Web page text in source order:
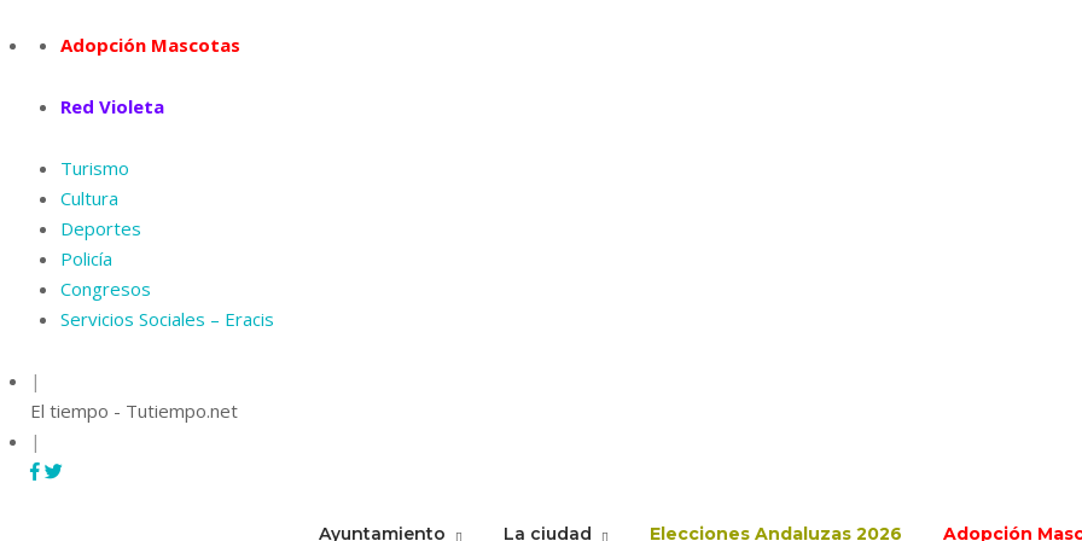
to
Adopción Mascotas
Red Violeta
Turismo
Cultura
Deportes
Policía
Congresos
Servicios Sociales – Eracis
|
El tiempo - Tutiempo.net
|
Ayuntamiento La ciudad Elecciones Andaluzas 2026 Adopción